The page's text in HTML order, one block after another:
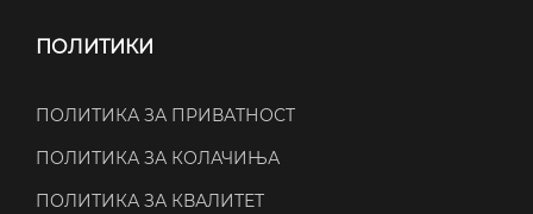
ПОЛИТИКИ
ПОЛИТИКА ЗА ПРИВАТНОСТ
ПОЛИТИКА ЗА КОЛАЧИЊА
ПОЛИТИКА ЗА КВАЛИТЕТ